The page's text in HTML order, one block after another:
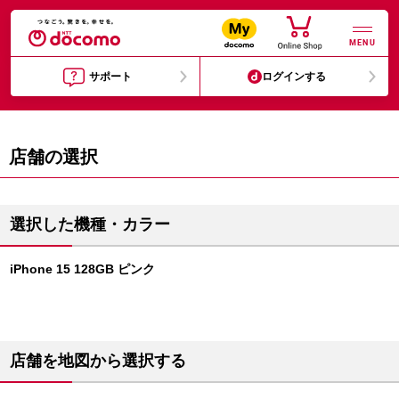
MENU
サポート ログインする
店舗の選択
選択した機種・カラー
iPhone 15 128GB ピンク
店舗を地図から選択する